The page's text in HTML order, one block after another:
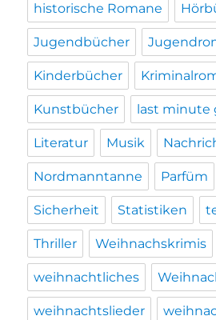
historische Romane
Jugendbücher
Kinderbücher
Kunstbücher last minute
Literatur Musik
Nordmanntanne Parfüm
Sicherheit Statistiken
Thriller Weihnachskrimis
weihnachtliches
weihnachtslieder